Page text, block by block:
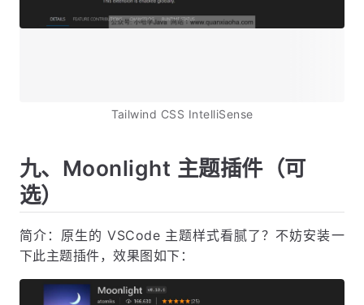
Tailwind CSS IntelliSense
九、Moonlight 主题插件（可
选）
简介：原生的 VSCode 主题样式看腻了？不妨安装一
下此主题插件，效果图如下：